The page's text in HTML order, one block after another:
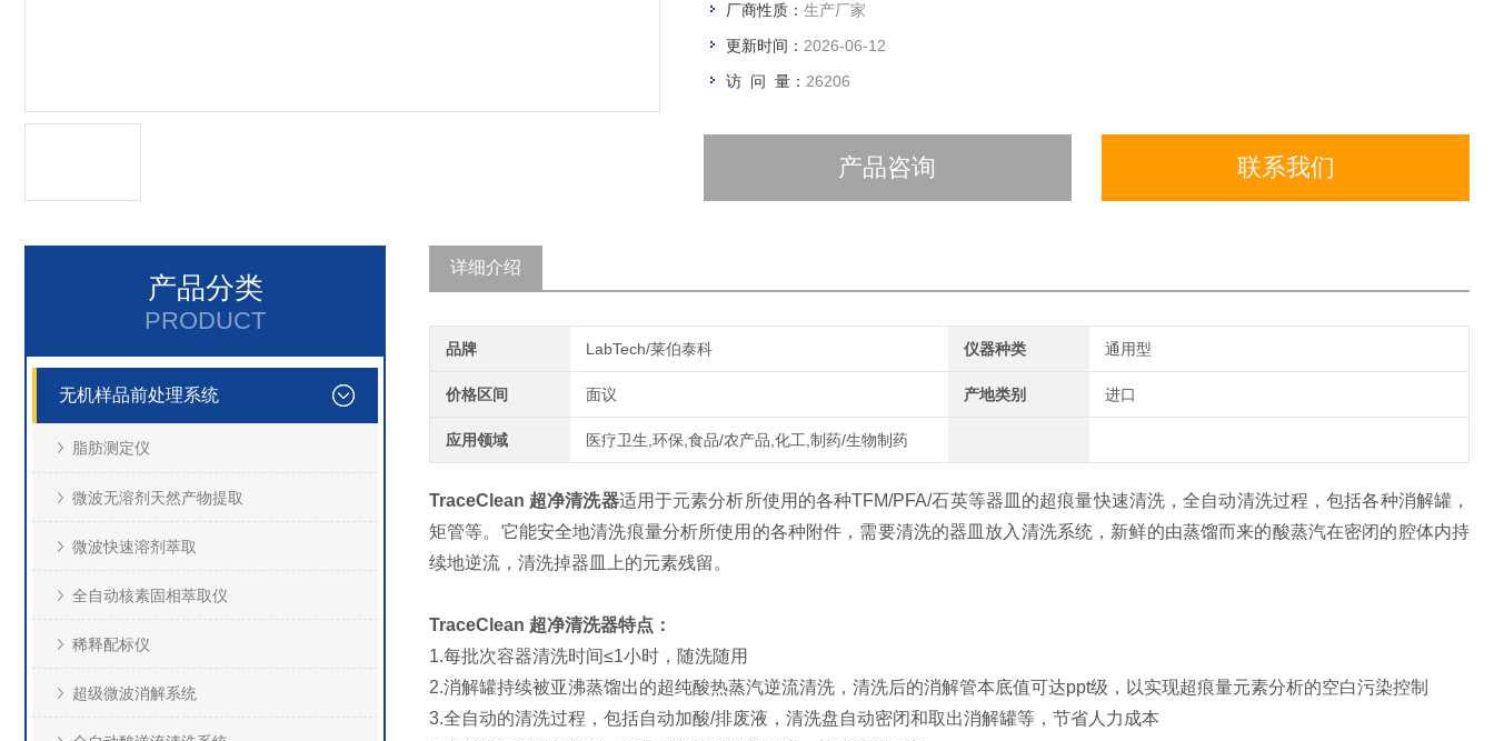
厂商性质： 生产厂家
更新时间： 2026-06-12
访 问 量： 26206
产品咨询 联系我们
产品分类
PRODUCT
无机样品前处理系统
脂肪测定仪
微波无溶剂天然产物提取
微波快速溶剂萃取
全自动核素固相萃取仪
稀释配标仪
超级微波消解系统
详细介绍
品牌 LabTech/莱伯泰科 仪器种类 通用型
价格区间 面议 产地类别 进口
应用领域 医疗卫生,环保,食品/农产品,化工,制药/生物制药
TraceClean 超净清洗器适用于元素分析所使用的各种TFM/PFA/石英等器皿的超痕量快速清洗，全自动清洗过程，包括各种消解罐，
矩管等。它能安全地清洗痕量分析所使用的各种附件，需要清洗的器皿放入清洗系统，新鲜的由蒸馏而来的酸蒸汽在密闭的腔体内持
续地逆流，清洗掉器皿上的元素残留。
TraceClean 超净清洗器特点：
1.每批次容器清洗时间≤1小时，随洗随用
2.消解罐持续被亚沸蒸馏出的超纯酸热蒸汽逆流清洗，清洗后的消解管本底值可达ppt级，以实现超痕量元素分析的空白污染控制
3.全自动的清洗过程，包括自动加酸/排废液，清洗盘自动密闭和取出消解罐等，节省人力成本